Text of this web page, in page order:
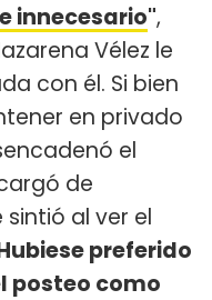
innecesario",
Vélez le
con él. Si bien
en privado
el
de
al ver el
preferido
posteo como